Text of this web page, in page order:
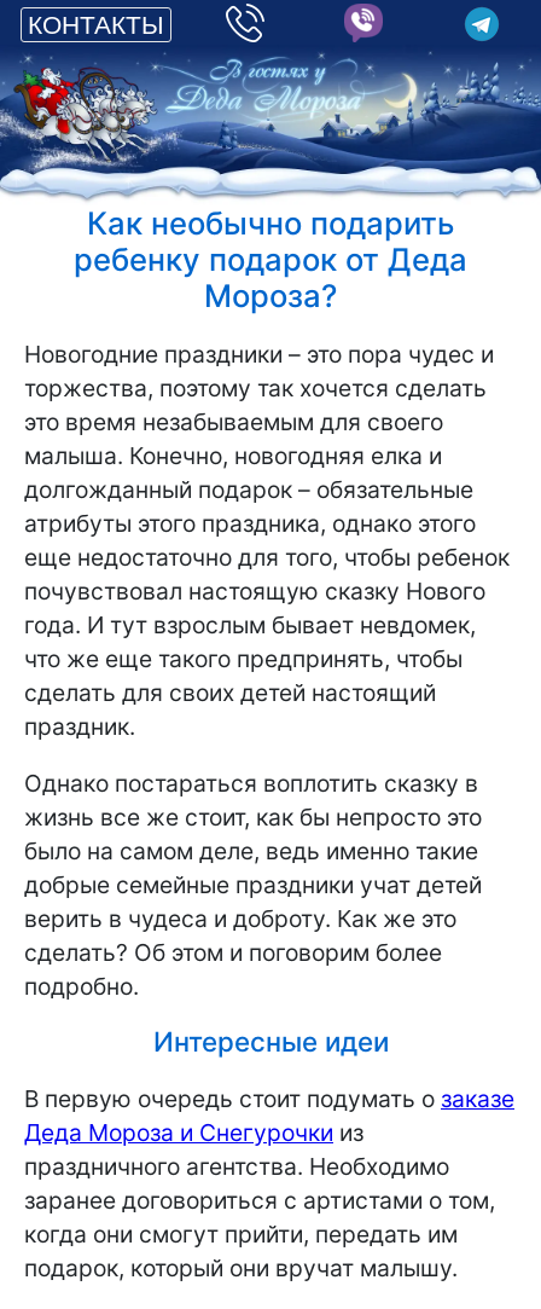
КОНТАКТЫ
Как необычно подарить
ребенку подарок от Деда
Мороза?
Новогодние праздники – это пора чудес и
торжества, поэтому так хочется сделать
это время незабываемым для своего
малыша. Конечно, новогодняя елка и
долгожданный подарок – обязательные
атрибуты этого праздника, однако этого
еще недостаточно для того, чтобы ребенок
почувствовал настоящую сказку Нового
года. И тут взрослым бывает невдомек,
что же еще такого предпринять, чтобы
сделать для своих детей настоящий
праздник.
Однако постараться воплотить сказку в
жизнь все же стоит, как бы непросто это
было на самом деле, ведь именно такие
добрые семейные праздники учат детей
верить в чудеса и доброту. Как же это
сделать? Об этом и поговорим более
подробно.
Интересные идеи
В первую очередь стоит подумать о заказе
Деда Мороза и Снегурочки из
праздничного агентства. Необходимо
заранее договориться с артистами о том,
когда они смогут прийти, передать им
подарок, который они вручат малышу.